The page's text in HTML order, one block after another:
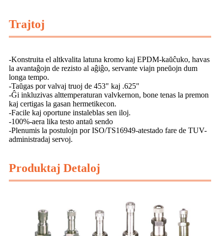
Trajtoj
-Konstruita el altkvalita latuna kromo kaj EPDM-kaŭĉuko, havas
la avantaĝojn de rezisto al aĝiĝo, servante viajn pneŭojn dum
longa tempo.
-Taŭgas por valvaj truoj de 453" kaj .625"
-Ĝi inkluzivas alttemperaturan valvkernon, bone tenas la premon
kaj certigas la gasan hermetikecon.
-Facile kaj oportune instaleblas sen iloj.
-100%-aera lika testo antaŭ sendo
-Plenumis la postulojn por ISO/TS16949-atestado fare de TUV-
administradaj servoj.
Produktaj Detaloj